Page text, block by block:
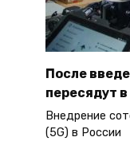
После
пересядут
Внедрение
(5G) в России